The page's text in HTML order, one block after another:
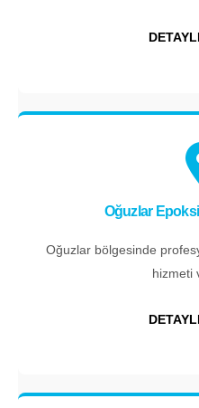
Oğuzlar
Oğuzlar bölgesinde
hizmeti